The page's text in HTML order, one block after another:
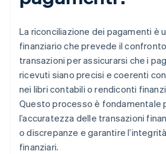
La riconciliazione dei pagamenti è
finanziario che prevede il
transazioni per assicurarsi che i
ricevuti siano precisi e coerenti
nei libri contabili o rendiconti
Questo processo è fondamentale
l’accuratezza delle transazioni
o discrepanze e garantire
finanziari.